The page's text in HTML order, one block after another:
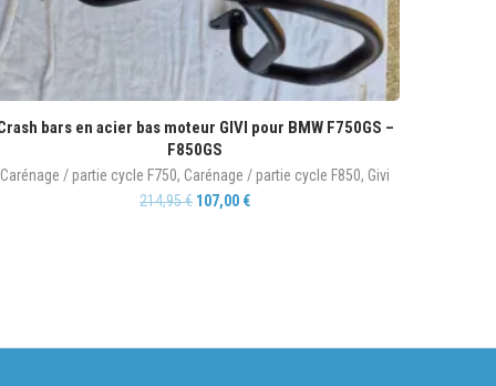
bars en acier bas moteur GIVI pour BMW F750GS –
F850GS
Carénage / partie cycle F750, Carénage / partie cycle F850, Givi
214,95€ 107,00 €